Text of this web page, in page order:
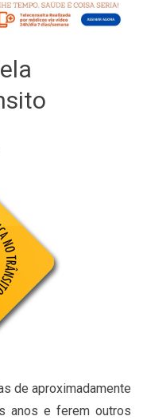
de aproximadamente
anos e ferem outros